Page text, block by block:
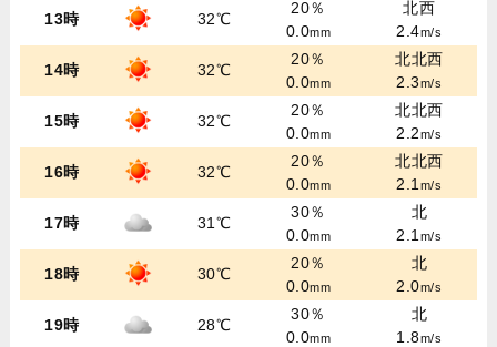
13時 32℃
20％
0.0mm
北西
2.4m/s
14時 32℃
20％
0.0mm
北北西
2.3m/s
15時 32℃
20％
0.0mm
北北西
2.2m/s
16時 32℃
20％
0.0mm
北北西
2.1m/s
17時 31℃
30％
0.0mm
北
2.1m/s
18時 30℃
20％
0.0mm
北
2.0m/s
19時 28℃
30％
0.0mm
北
1.8m/s